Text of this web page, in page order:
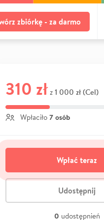
zbiórkę - za darmo
310 zł z 1 000 zł (Cel)
Wpłaciło 7 osób
Wpłać teraz
Udostępnij
0 udostępnień